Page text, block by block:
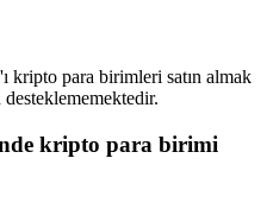
kripto para birimleri satın almak
kripto para birimi